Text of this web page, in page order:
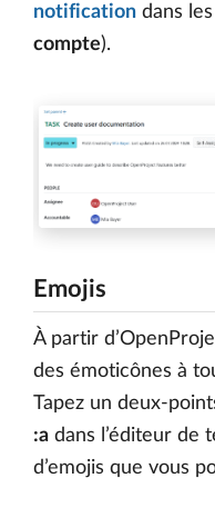
notification dans
compte).
Emojis
À partir
des émoticônes à
Tapez un deux-
:a dans l’éditeur de
d’emojis que vous